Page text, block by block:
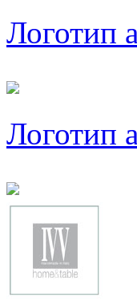
Логотип
Логотип